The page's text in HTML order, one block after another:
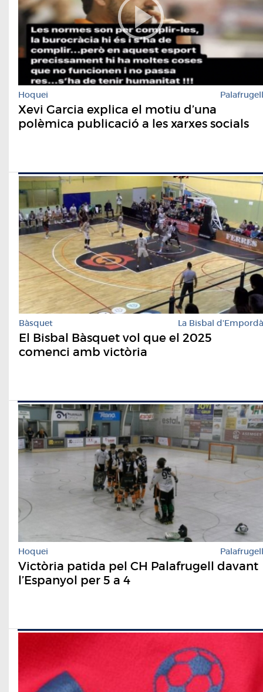
Hoquei Palafrugell
Xevi Garcia explica el motiu d’una
polèmica publicació a les xarxes socials
Bàsquet La Bisbal d'Empordà
El Bisbal Bàsquet vol que el 2025
comenci amb victòria
Hoquei Palafrugell
Victòria patida pel CH Palafrugell davant
l’Espanyol per 5 a 4